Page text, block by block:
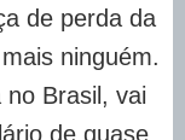
de perda da
ninguém.
Brasil, vai
de quase